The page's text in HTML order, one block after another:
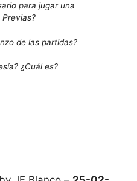
para jugar una
de las partidas?
¿Cuál es?